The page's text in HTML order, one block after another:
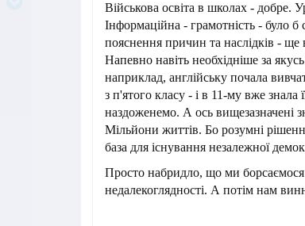
Військова освіта в школах - добре.
Інформаційна - грамотність - було б
пояснення причин та наслідків - ще
Напевно навіть необхідніше за
наприклад, англійську почала
з п'ятого класу - і в 11-му вже знала
наздоженемо. А ось вищезазначені
Мільйони життів. Бо розумні
база для існування незалежної
Просто набридло, що ми борсаємося
недалекоглядності. А потім нам